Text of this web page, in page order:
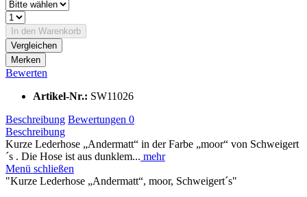
In den Warenkorb
Vergleichen
Merken
Bewerten
Artikel-Nr.: SW11026
Beschreibung Bewertungen 0
Beschreibung
Kurze Lederhose „Andermatt“ in der Farbe „moor“ von Schweigert
´s . Die Hose ist aus dunklem... mehr
Menü schließen
"Kurze Lederhose „Andermatt“, moor, Schweigert´s"